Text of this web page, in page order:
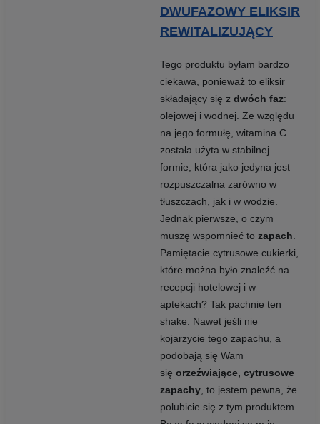
DWUFAZOWY ELIKSIR
REWITALIZUJĄCY
Tego produktu byłam bardzo
ciekawa, ponieważ to eliksir
składający się z dwóch faz:
olejowej i wodnej. Ze względu
na jego formułę, witamina C
została użyta w stabilnej
formie, która jako jedyna jest
rozpuszczalna zarówno w
tłuszczach, jak i w wodzie.
Jednak pierwsze, o czym
muszę wspomnieć to zapach.
Pamiętacie cytrusowe cukierki,
które można było znaleźć na
recepcji hotelowej i w
aptekach? Tak pachnie ten
shake. Nawet jeśli nie
kojarzycie tego zapachu, a
podobają się Wam
się orzeźwiające, cytrusowe
zapachy, to jestem pewna, że
polubicie się z tym produktem.